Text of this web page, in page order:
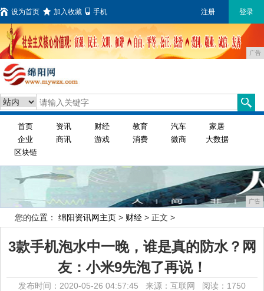
设为首页 加入收藏 手机 注册 登录
广告
首页 资讯 财经 教育 汽车
家居
企业
商讯 游戏 消费 微商
大数据
区块链
广告
您的位置： 绵阳资讯网主页 > 财经 > 正文 >
3款手机泡水中一晚，谁是真的防水？网
友：小米9先泡了再说！
发布时间：2020-05-26 04:57:45 来源：互联网 阅读：1750